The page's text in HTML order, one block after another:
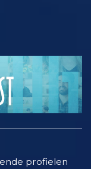
profielen